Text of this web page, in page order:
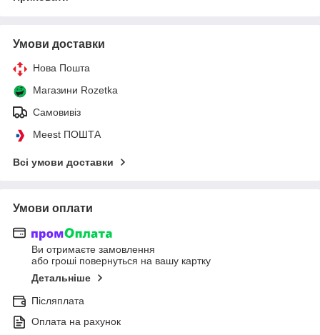
Умови доставки
Нова Пошта
Магазини Rozetka
Самовивіз
Meest ПОШТА
Всі умови доставки
Умови оплати
Ви отримаєте замовлення
або гроші повернуться на вашу картку
Детальніше
Післяплата
Оплата на рахунок